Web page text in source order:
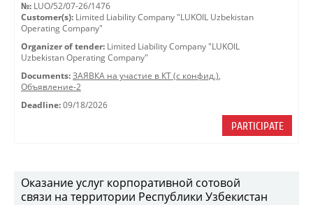
№: LUO/52/07-26/1476
Customer(s): Limited Liability Company "LUKOIL Uzbekistan
Operating Company"
Organizer of tender: Limited Liability Company "LUKOIL
Uzbekistan Operating Company"
Documents: ЗАЯВКА на участие в КТ (с конфид.),
Объявление-2
Deadline: 09/18/2026
PARTICIPATE
Оказание услуг корпоративной сотовой
связи на территории Республики Узбекистан